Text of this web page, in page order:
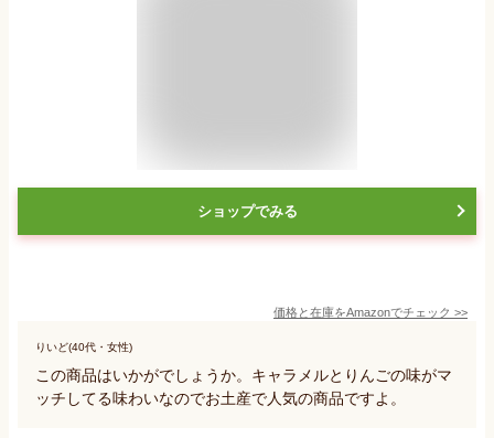
ショップでみる
価格と在庫をAmazonでチェック >>
りいど(40代・女性)
この商品はいかがでしょうか。キャラメルとりんごの味がマ
ッチしてる味わいなのでお土産で人気の商品ですよ。